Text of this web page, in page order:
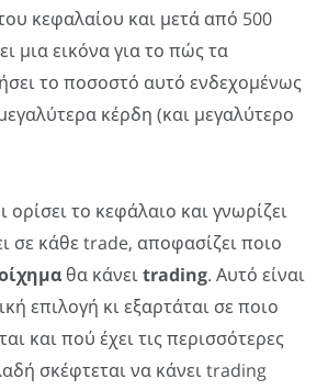
κεφαλαίου και μετά από 500
μια εικόνα για το πώς τα
το ποσοστό αυτό ενδεχομένως
κέρδη (και μεγαλύτερο
ορίσει το κεφάλαιο και γνωρίζει
σε κάθε trade, αποφασίζει ποιο
θα κάνειtrading. Αυτό είναι
επιλογή κι εξαρτάται σε ποιο
και πού έχει τις περισσότερες
σκέφτεται να κάνει trading